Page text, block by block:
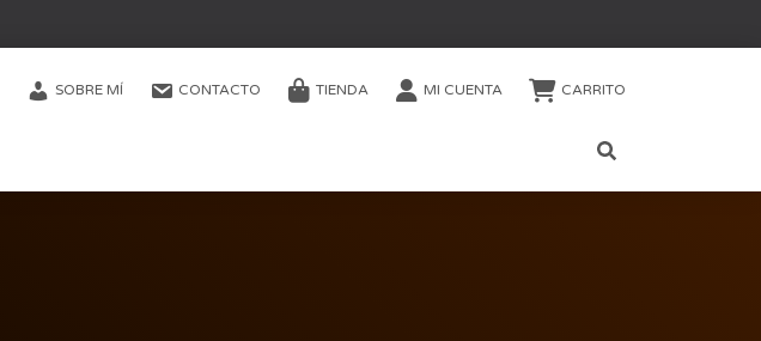
SOBRE MÍ CONTACTO TIENDA MI CUENTA CARRITO